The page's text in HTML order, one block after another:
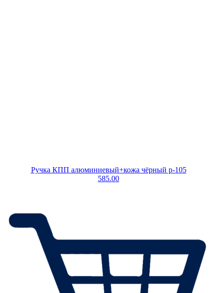
Ручка КПП алюминиевый+кожа чёрный p-105
585.00